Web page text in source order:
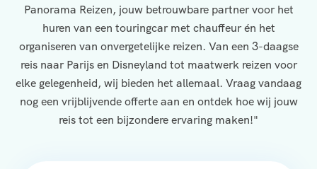
Panorama Reizen, jouw betrouwbare partner voor het
huren van een touringcar met chauffeur én het
organiseren van onvergetelijke reizen. Van een 3-daagse
reis naar Parijs en Disneyland tot maatwerk reizen voor
elke gelegenheid, wij bieden het allemaal. Vraag vandaag
nog een vrijblijvende offerte aan en ontdek hoe wij jouw
reis tot een bijzondere ervaring maken!"